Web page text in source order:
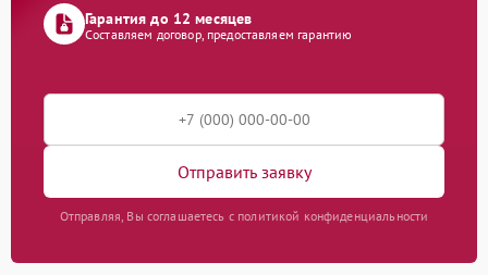
Гарантия до 12 месяцев
Составляем договор, предоставляем гарантию
Отправить заявку
Отправляя, Вы соглашаетесь с политикой конфиденциальности